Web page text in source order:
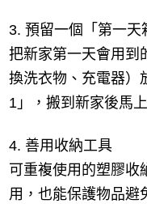
3. 預留一個「第一天
把新家第一天會用到
換洗衣物、充電器）
1」，搬到新家後馬
4. 善用收納工具
可重複使用的塑膠收
用，也能保護物品避